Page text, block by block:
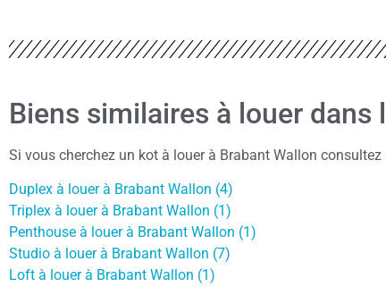
Biens similaires à louer dans
Si vous cherchez un kot à louer à Brabant Wallon
Duplex à louer à Brabant Wallon (4)
Triplex à louer à Brabant Wallon (1)
Penthouse à louer à Brabant Wallon (1)
Studio à louer à Brabant Wallon (7)
Loft à louer à Brabant Wallon (1)